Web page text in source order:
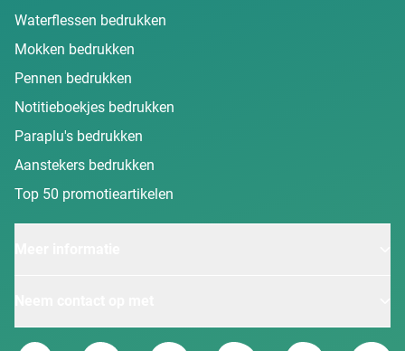
Waterflessen bedrukken
Mokken bedrukken
Pennen bedrukken
Notitieboekjes bedrukken
Paraplu's bedrukken
Aanstekers bedrukken
Top 50 promotieartikelen